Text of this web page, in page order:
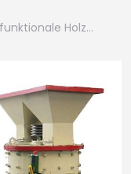
Holz…